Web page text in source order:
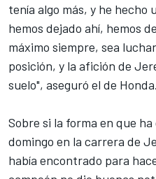
tenía algo más, y he hecho
hemos dejado ahí, hemos
máximo siempre, sea
posición, y la afición de
suelo", aseguró el de Honda.
Sobre si la forma en que
domingo en la carrera de
había encontrado para